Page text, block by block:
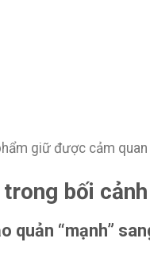
giữ được cảm
bối
quản “mạnh”